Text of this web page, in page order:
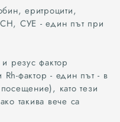
еритроцити,
СУЕ - един път при
резус фактор
фактор - един път - в
като тези
такива вече са